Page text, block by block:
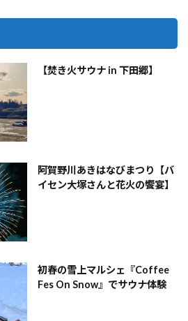
【焚き火サウナ in 下田郷】
阿賀野川あきはなびまつり【バ
イセン大塚さんと花火の饗宴】
初春の雪上マルシェ『Coffee
Fes On Snow』でサウナ体験